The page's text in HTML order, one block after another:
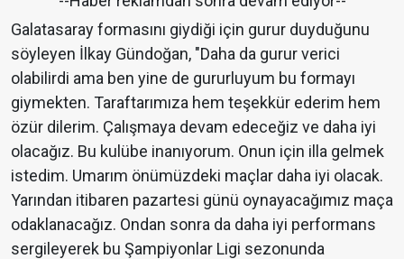
Galatasaray formasını giydiği için gurur duyduğunu
söyleyen İlkay Gündoğan, "Daha da gurur verici
olabilirdi ama ben yine de gururluyum bu formayı
giymekten. Taraftarımıza hem teşekkür ederim hem
özür dilerim. Çalışmaya devam edeceğiz ve daha iyi
olacağız. Bu kulübe inanıyorum. Onun için illa gelmek
istedim. Umarım önümüzdeki maçlar daha iyi olacak.
Yarından itibaren pazartesi günü oynayacağımız maça
odaklanacağız. Ondan sonra da daha iyi performans
sergileyerek bu Şampiyonlar Ligi sezonunda